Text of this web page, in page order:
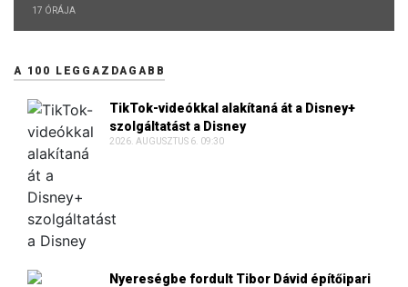
17 ÓRÁJA
A 100 LEGGAZDAGABB
TikTok-videókkal alakítaná át a Disney+
szolgáltatást a Disney
2026. AUGUSZTUS 6. 09:30
Nyereségbe fordult Tibor Dávid építőipari